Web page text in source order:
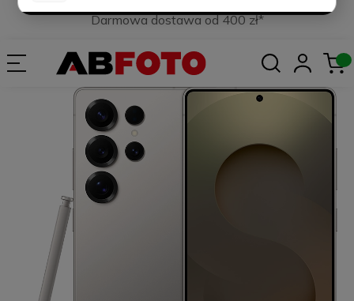
Darmowa dostawa od 400 zł*